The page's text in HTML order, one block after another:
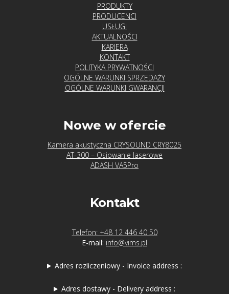
PRODUKTY
PRODUCENCI
USŁUGI
AKTUALNOŚCI
KARIERA
KONTAKT
POLITYKA PRYWATNOŚCI
OGÓLNE WARUNKI SPRZEDAŻY
OGÓLNE WARUNKI GWARANCJI
Nowe w ofercie
Kamera akustyczna CRYSOUND CRY8025
AT-300 – Osiowanie laserowe
ADASH VA5Pro
Kontakt
Telefon: +48 12 446 40 50
E-mail: info@vims.pl
Adres rozliczeniowy - Invoice address :
Adres dostawy - Delivery address :